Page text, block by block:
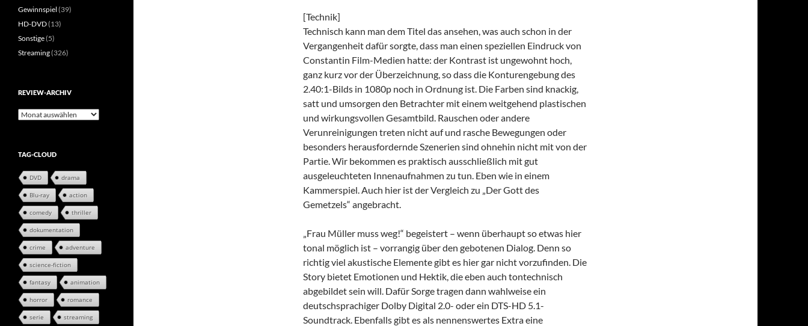
[Technik]
Technisch kann man dem Titel das ansehen, was auch schon in der
Vergangenheit dafür sorgte, dass man einen speziellen Eindruck von
Constantin Film-Medien hatte: der Kontrast ist ungewohnt hoch,
ganz kurz vor der Überzeichnung, so dass die Konturengebung des
2.40:1-Bilds in 1080p noch in Ordnung ist. Die Farben sind knackig,
satt und umsorgen den Betrachter mit einem weitgehend plastischen
und wirkungsvollen Gesamtbild. Rauschen oder andere
Verunreinigungen treten nicht auf und rasche Bewegungen oder
besonders herausfordernde Szenerien sind ohnehin nicht mit von der
Partie. Wir bekommen es praktisch ausschließlich mit gut
ausgeleuchteten Innenaufnahmen zu tun. Eben wie in einem
Kammerspiel. Auch hier ist der Vergleich zu „Der Gott des
Gemetzels“ angebracht.
„Frau Müller muss weg!“ begeistert – wenn überhaupt so etwas hier
tonal möglich ist – vorrangig über den gebotenen Dialog. Denn so
richtig viel akustische Elemente gibt es hier gar nicht vorzufinden. Die
Story bietet Emotionen und Hektik, die eben auch tontechnisch
abgebildet sein will. Dafür Sorge tragen dann wahlweise ein
deutschsprachiger Dolby Digital 2.0- oder ein DTS-HD 5.1-
Soundtrack. Ebenfalls gibt es als nennenswertes Extra eine
Gewinnspiel (39)
HD-DVD(13)
Sonstige(5)
Streaming(326)
REVIEW-ARCHIV
Review-
TAG-CLOUD
DVD drama
Blu-ray action
comedy thriller
dokumentation
crime adventure
science-fiction
fantasy animation
horror romance
serie streaming